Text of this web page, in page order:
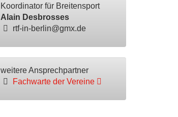
Koordinator für Breitensport
Alain Desbrosses
rtf-in-berlin@gmx.de
weitere Ansprechpartner
Fachwarte der Vereine